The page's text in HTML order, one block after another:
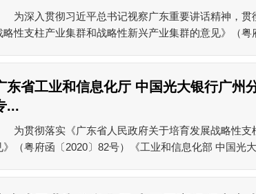
深入贯彻习近平总书记视察广东重要讲话精神，贯
略性支柱产业集群和战略性新兴产业集群的意见》（粤
东省工业和信息化厅 中国光大银行广州
...
贯彻落实《广东省人民政府关于培育发展战略性支
》（粤府函〔2020〕82号）《工业和信息化部 中国光